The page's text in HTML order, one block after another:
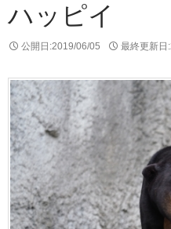
ハッピイ
公開日:2019/06/05 最終更新日: